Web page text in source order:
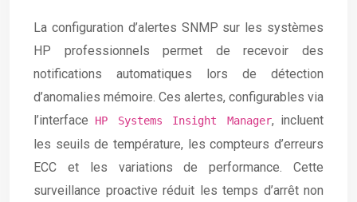
La configuration d’alertes SNMP sur les systèmes
HP professionnels permet de recevoir des
notifications automatiques lors de détection
d’anomalies mémoire. Ces alertes, configurables via
l’interface
HP Systems Insight Manager, incluent
les seuils de température, les compteurs d’erreurs
ECC et les variations de performance. Cette
surveillance proactive réduit les temps d’arrêt non